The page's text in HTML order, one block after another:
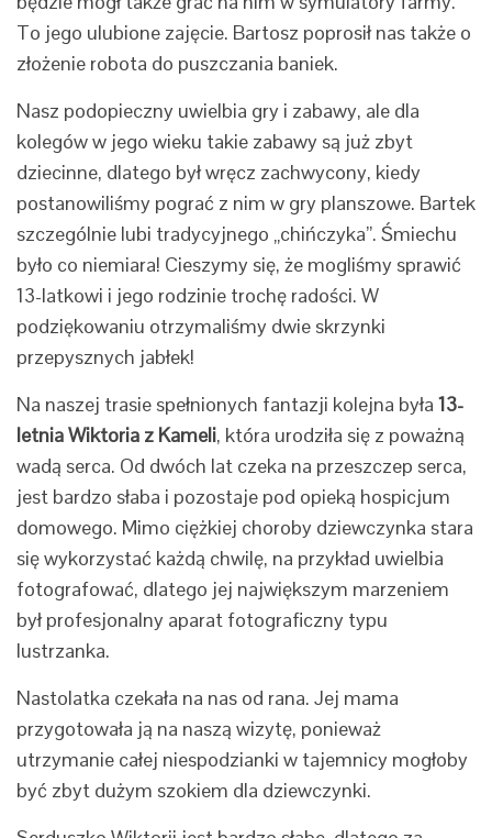
To jego ulubione zajęcie. Bartosz poprosił nas także o
złożenie robota do puszczania baniek.
Nasz podopieczny uwielbia gry i zabawy, ale dla
kolegów w jego wieku takie zabawy są już zbyt
dziecinne, dlatego był wręcz zachwycony, kiedy
postanowiliśmy pograć z nim w gry planszowe. Bartek
szczególnie lubi tradycyjnego „chińczyka”. Śmiechu
było co niemiara! Cieszymy się, że mogliśmy sprawić
13-latkowi i jego rodzinie trochę radości. W
podziękowaniu otrzymaliśmy dwie skrzynki
przepysznych jabłek!
Na naszej trasie spełnionych fantazji kolejna była 13-
letnia Wiktoria z Kameli, która urodziła się z poważną
wadą serca. Od dwóch lat czeka na przeszczep serca,
jest bardzo słaba i pozostaje pod opieką hospicjum
domowego. Mimo ciężkiej choroby dziewczynka stara
się wykorzystać każdą chwilę, na przykład uwielbia
fotografować, dlatego jej największym marzeniem
był profesjonalny aparat fotograficzny typu
lustrzanka.
Nastolatka czekała na nas od rana. Jej mama
przygotowała ją na naszą wizytę, ponieważ
utrzymanie całej niespodzianki w tajemnicy mogłoby
być zbyt dużym szokiem dla dziewczynki.